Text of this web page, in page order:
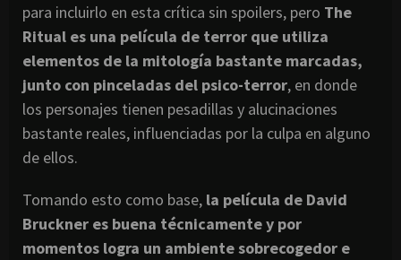
para incluirlo en esta crítica sin spoilers, pero The
Ritual es una película de terror que utiliza
elementos de la mitología bastante marcadas,
junto con pinceladas del psico-terror, en donde
los personajes tienen pesadillas y alucinaciones
bastante reales, influenciadas por la culpa en alguno
de ellos.
Tomando esto como base, la película de David
Bruckner es buena técnicamente y por
momentos logra un ambiente sobrecogedor e